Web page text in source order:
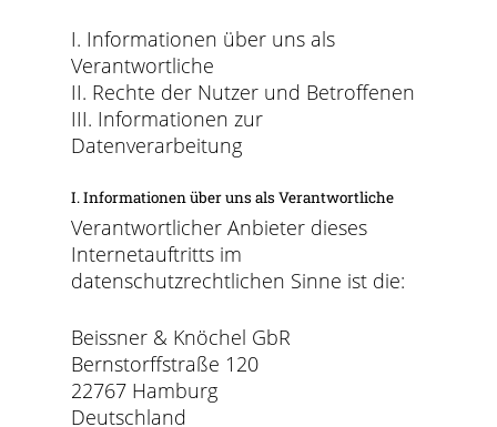
I. Informationen über uns als
Verantwortliche
II. Rechte der Nutzer und Betroffenen
III. Informationen zur
Datenverarbeitung
I. Informationen über uns als Verantwortliche
Verantwortlicher Anbieter dieses
Internetauftritts im
datenschutzrechtlichen Sinne ist die:
Beissner & Knöchel GbR
Bernstorffstraße 120
22767 Hamburg
Deutschland